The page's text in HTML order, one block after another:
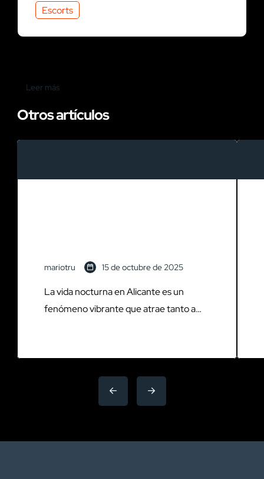
Escorts
Leer más
Otros artículos
mariotru 15 de octubre de 2025
La vida nocturna en Alicante es un
fenómeno vibrante que atrae tanto a
España, se transforma al caer la noche,
ofreciendo una amplia gama de opciones
para aquellos que buscan diversión y
renombre, Alicante se […]